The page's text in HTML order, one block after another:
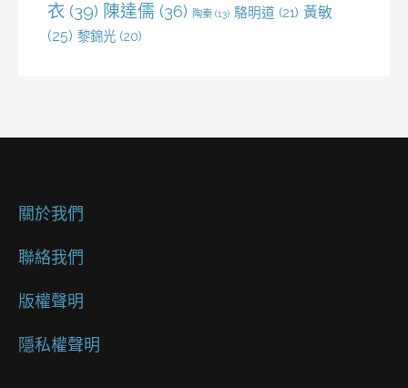
衣 (39) 陳達儒 (36) 陶秦 (13) 駱明道 (21) 黃敏
(25) 黎錦光 (20)
關於我們
聯絡我們
版權聲明
隱私權聲明